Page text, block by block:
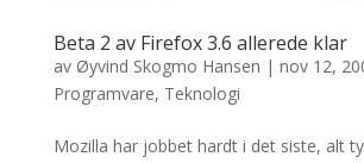
Beta 2 av Firefox 3.6 allerede klar
av Øyvind Skogmo Hansen | nov 12,
Programvare, Teknologi
Mozilla har jobbet hardt i det siste, alt